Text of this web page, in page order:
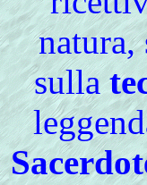
sulla